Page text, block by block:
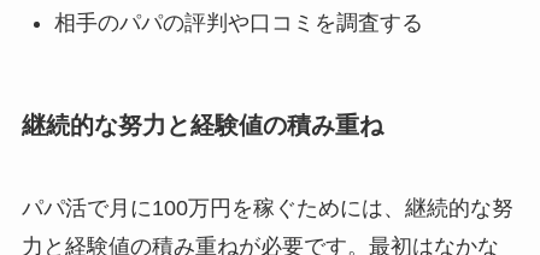
相手のパパの評判や口コミを調査する
継続的な努力と経験値の積み重ね
パパ活で月に100万円を稼ぐためには、継続的な努
力と経験値の積み重ねが必要です。最初はなかな